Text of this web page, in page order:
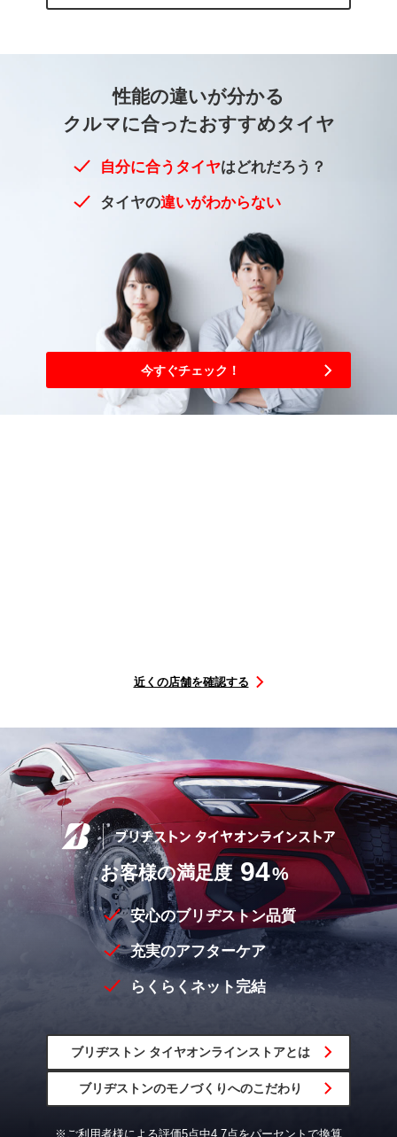
性能の違いが分かる
クルマに合ったおすすめタイヤ
自分に合うタイヤはどれだろう？
タイヤの違いがわからない
今すぐチェック！
近くの店舗を確認する
お客様の満足度 94%
安心のブリヂストン品質
充実のアフターケア
らくらくネット完結
ブリヂストン タイヤオンラインストアとは
ブリヂストンのモノづくりへのこだわり
※ご利用者様による評価5点中4.7点をパーセントで換算